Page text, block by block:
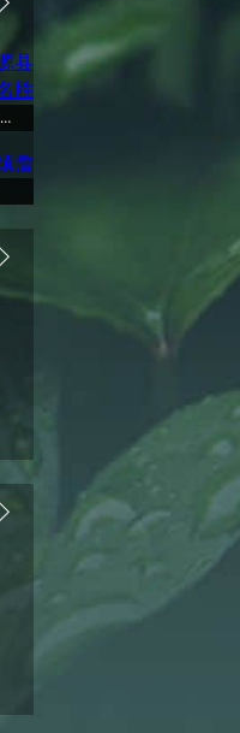
四川省凉山彝族自治州盐源县泸沽湖镇亚泸路泸沽湖风景名胜区